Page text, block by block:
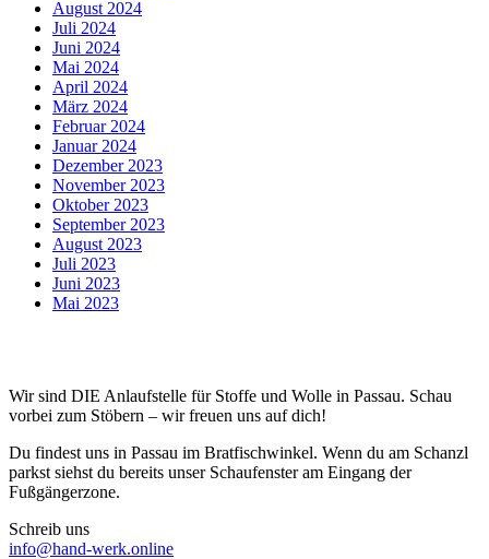
August 2024
Juli 2024
Juni 2024
Mai 2024
April 2024
März 2024
Februar 2024
Januar 2024
Dezember 2023
November 2023
Oktober 2023
September 2023
August 2023
Juli 2023
Juni 2023
Mai 2023
Wir sind DIE Anlaufstelle für Stoffe und Wolle in Passau. Schau
vorbei zum Stöbern – wir freuen uns auf dich!
Du findest uns in Passau im Bratfischwinkel. Wenn du am Schanzl
parkst siehst du bereits unser Schaufenster am Eingang der
Fußgängerzone.
Schreib uns
info@hand-werk.online